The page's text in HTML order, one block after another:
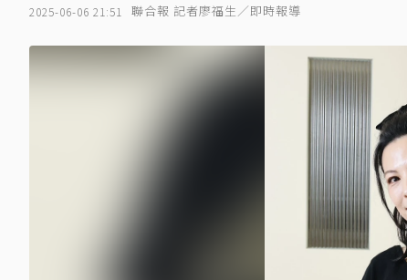
2025-06-06 21:51 聯合報 記者廖福生／即時報導